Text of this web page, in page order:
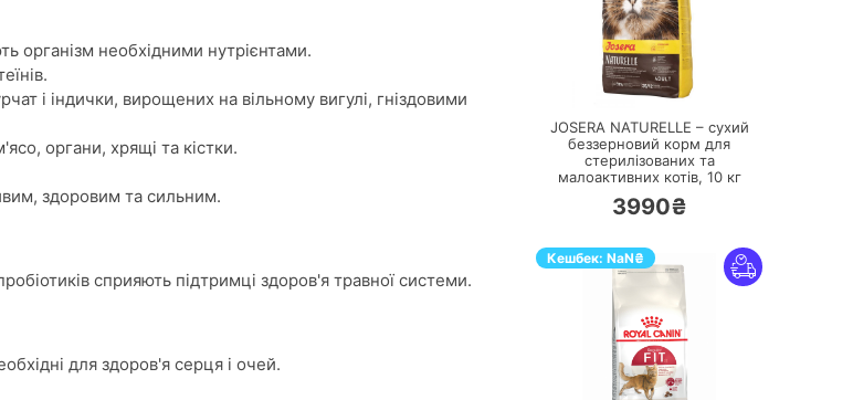
організм необхідними нутрієнтами.
і індички, вирощених на вільному вигулі, гніздовими
органи, хрящі та кістки.
здоровим та сильним.
сприяють підтримці здоров'я травної системи.
для здоров'я серця і очей.
ПЕРЕЙТИ
JOSERA NATURELLE – сухий
беззерновий корм для
стерилізованих та
малоактивних котів, 10 кг
3990₴
Кешбек: NaN₴